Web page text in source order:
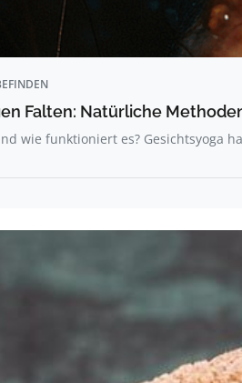
Falten: Natürliche
wie funktioniert es? Gesichtsyoga